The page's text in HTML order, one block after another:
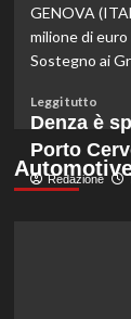
bene
con
GENOVA
milione di euro
Sostegno ai
Leggi tuttoLeggi
di
più
su
Denza è
Porto
Redazione